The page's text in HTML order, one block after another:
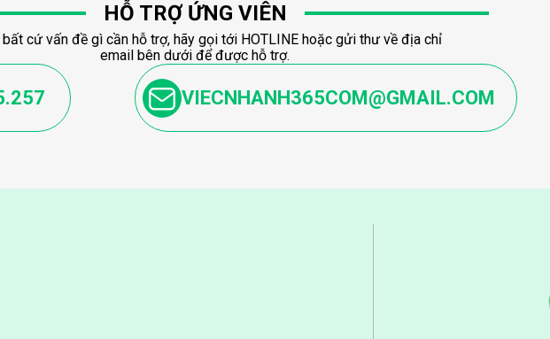
HỖ TRỢ ỨNG VIÊN
bất cứ vấn đề gì cần hỗ trợ, hãy gọi tới HOTLINE hoặc gửi thư về địa chỉ
email bên dưới để được hỗ trợ.
VIECNHANH365COM@GMAIL.COM